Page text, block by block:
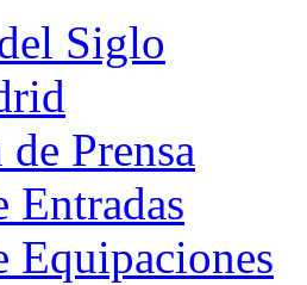
Siglo
Prensa
Entradas
Equipaciones